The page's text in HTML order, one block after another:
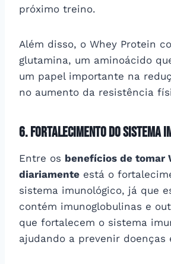
próximo treino.
Além disso, o Whey Protein
glutamina, um aminoácido
um papel importante na
no aumento da resistência
6. Fortalecimento do sistema
Entre os benefícios de tomar
diariamente está o
sistema imunológico, já que
contém imunoglobulinas e
que fortalecem o sistema
ajudando a prevenir doenças